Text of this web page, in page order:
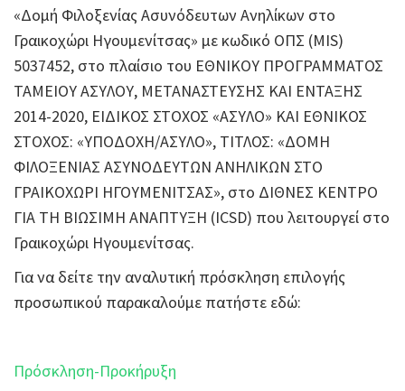
«Δομή Φιλοξενίας Ασυνόδευτων Ανηλίκων στο
Γραικοχώρι Ηγουμενίτσας» με κωδικό ΟΠΣ (MIS)
5037452, στο πλαίσιο του ΕΘΝΙΚΟΥ ΠΡΟΓΡΑΜΜΑΤΟΣ
ΤΑΜΕΙΟΥ ΑΣΥΛΟΥ, ΜΕΤΑΝΑΣΤΕΥΣΗΣ ΚΑΙ ΕΝΤΑΞΗΣ
2014-2020, ΕΙΔΙΚΟΣ ΣΤΟΧΟΣ «ΑΣΥΛΟ» ΚΑΙ ΕΘΝΙΚΟΣ
ΣΤΟΧΟΣ: «ΥΠΟΔΟΧΗ/ΑΣΥΛΟ», ΤΙΤΛΟΣ: «ΔΟΜΗ
ΦΙΛΟΞΕΝΙΑΣ ΑΣΥΝΟΔΕΥΤΩΝ ΑΝΗΛΙΚΩΝ ΣΤΟ
ΓΡΑΙΚΟΧΩΡΙ ΗΓΟΥΜΕΝΙΤΣΑΣ», στο ΔΙΘΝΕΣ ΚΕΝΤΡΟ
ΓΙΑ ΤΗ ΒΙΩΣΙΜΗ ΑΝΑΠΤΥΞΗ (ICSD) που λειτουργεί στο
Γραικοχώρι Ηγουμενίτσας.
Για να δείτε την αναλυτική πρόσκληση επιλογής
προσωπικού παρακαλούμε πατήστε εδώ:
Πρόσκληση-Προκήρυξη